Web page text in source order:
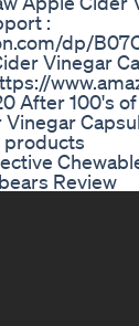
:
dp/
Vinegar
After 100's
products
Review